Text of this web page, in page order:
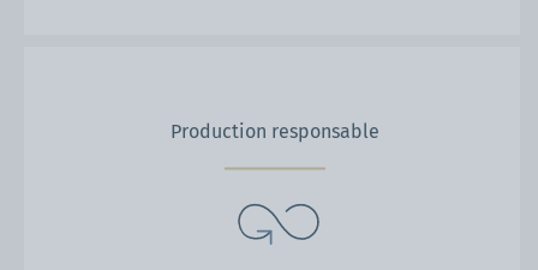
Production responsable